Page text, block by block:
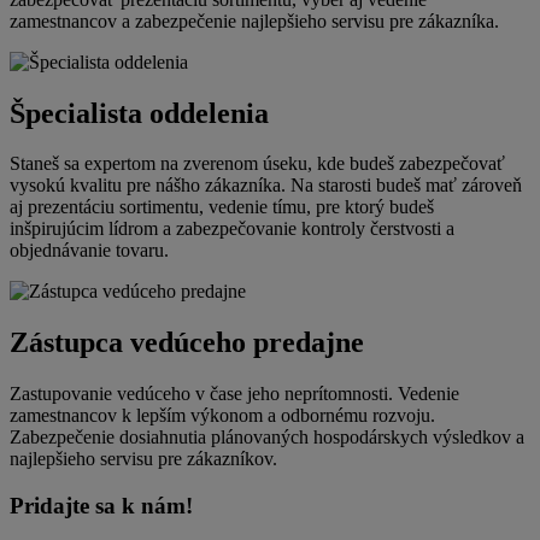
zamestnancov a zabezpečenie najlepšieho servisu pre zákazníka.
Špecialista oddelenia
Staneš sa expertom na zverenom úseku, kde budeš zabezpečovať
vysokú kvalitu pre nášho zákazníka. Na starosti budeš mať zároveň
aj prezentáciu sortimentu, vedenie tímu, pre ktorý budeš
inšpirujúcim lídrom a zabezpečovanie kontroly čerstvosti a
objednávanie tovaru.
Zástupca vedúceho predajne
Zastupovanie vedúceho v čase jeho neprítomnosti. Vedenie
zamestnancov k lepším výkonom a odbornému rozvoju.
Zabezpečenie dosiahnutia plánovaných hospodárskych výsledkov a
najlepšieho servisu pre zákazníkov.
Pridajte sa k nám!